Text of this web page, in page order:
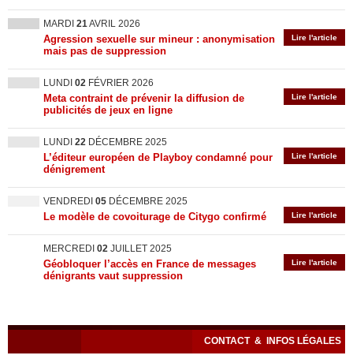
MARDI 21AVRIL 2026
Lire l'article
Agression sexuelle sur mineur : anonymisation
mais pas de suppression
LUNDI 02 FÉVRIER 2026
Lire l'article
Meta contraint de prévenir la diffusion de
publicités de jeux en ligne
LUNDI 22 DÉCEMBRE 2025
Lire l'article
L’éditeur européen de Playboy condamné pour
dénigrement
VENDREDI 05 DÉCEMBRE 2025
Lire l'article
Le modèle de covoiturage de Citygo confirmé
MERCREDI 02 JUILLET 2025
Lire l'article
Géobloquer l’accès en France de messages
dénigrants vaut suppression
CONTACT & INFOS LÉGALES